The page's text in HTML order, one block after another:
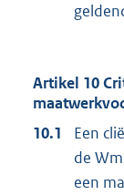
Artikel 10
10.1
Een
de
een